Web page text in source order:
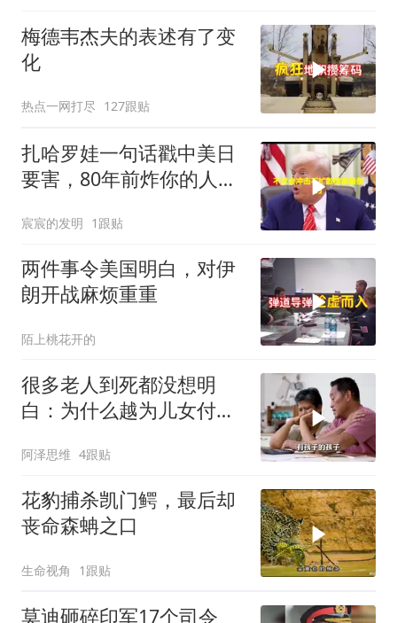
梅德韦杰夫的表述有了变
化
热点一网打尽 127跟贴
扎哈罗娃一句话戳中美日
要害，80年前炸你的人，
宸宸的发明 1跟贴
两件事令美国明白，对伊
朗开战麻烦重重
陌上桃花开的
很多老人到死都没想明
白：为什么越为儿女付
阿泽思维 4跟贴
花豹捕杀凯门鳄，最后却
丧命森蚺之口
生命视角 1跟贴
莫迪砸碎印军17个司令